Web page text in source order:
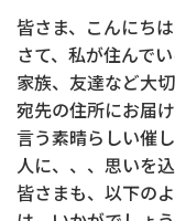
皆さま、こんにちは
さて、私が住んで
家族、友達など大
宛先の住所にお届
言う素晴らしい催
人に、、、思いを
皆さまも、以下の